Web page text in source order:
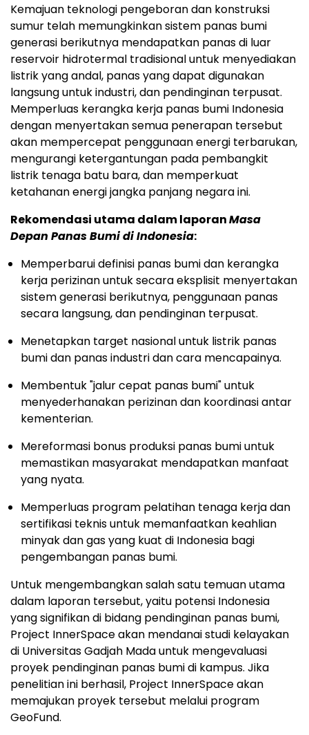
Kemajuan teknologi pengeboran dan konstruksi
sumur telah memungkinkan sistem panas bumi
generasi berikutnya mendapatkan panas di luar
reservoir hidrotermal tradisional untuk menyediakan
listrik yang andal, panas yang dapat digunakan
langsung untuk industri, dan pendinginan terpusat.
Memperluas kerangka kerja panas bumi Indonesia
dengan menyertakan semua penerapan tersebut
akan mempercepat penggunaan energi terbarukan,
mengurangi ketergantungan pada pembangkit
listrik tenaga batu bara, dan memperkuat
ketahanan energi jangka panjang negara ini.
Rekomendasi utama dalam laporanMasa
Depan Panas Bumi diIndonesia:
Memperbarui definisi panas bumi dan kerangka
kerja perizinan untuk secara eksplisit menyertakan
sistem generasi berikutnya, penggunaan panas
secara langsung, dan pendinginan terpusat.
Menetapkan target nasional untuk listrik panas
bumi dan panas industri dan cara mencapainya.
Membentuk "jalur cepat panas bumi" untuk
menyederhanakan perizinan dan koordinasi antar
kementerian.
Mereformasi bonus produksi panas bumi untuk
memastikan masyarakat mendapatkan manfaat
yang nyata.
Memperluas program pelatihan tenaga kerja dan
sertifikasi teknis untuk memanfaatkan keahlian
minyak dan gas yang kuat di Indonesia bagi
pengembangan panas bumi.
Untuk mengembangkan salah satu temuan utama
dalam laporan tersebut, yaitu potensi Indonesia
yang signifikan di bidang pendinginan panas bumi,
Project InnerSpace akan mendanai studi kelayakan
di Universitas Gadjah Mada untuk mengevaluasi
proyek pendinginan panas bumi di kampus. Jika
penelitian ini berhasil, Project InnerSpace akan
memajukan proyek tersebut melalui program
GeoFund.